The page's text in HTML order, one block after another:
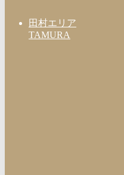
田村エリア
TAMURA